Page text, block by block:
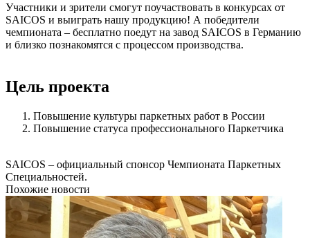
Участники и зрители смогут поучаствовать в конкурсах от
SAICOS и выиграть нашу продукцию! А победители
чемпионата – бесплатно поедут на завод SAICOS в Германию
и близко познакомятся с процессом производства.
Цель проекта
Повышение культуры паркетных работ в России
Повышение статуса профессионального Паркетчика
SAICOS – официальный спонсор Чемпионата Паркетных
Специальностей.
Похожие новости